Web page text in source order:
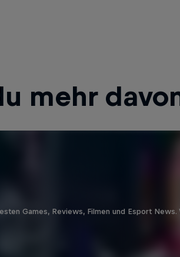
mehr
Games, Reviews, Filmen und Esport